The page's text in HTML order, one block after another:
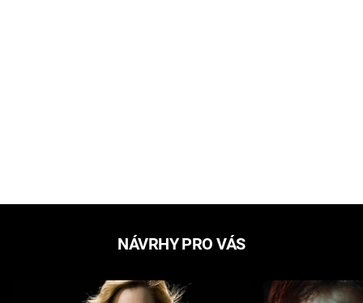
NÁVRHY PRO VÁS